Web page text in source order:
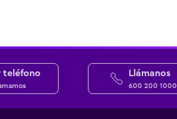
teléfono Llámanos
600 200 1000